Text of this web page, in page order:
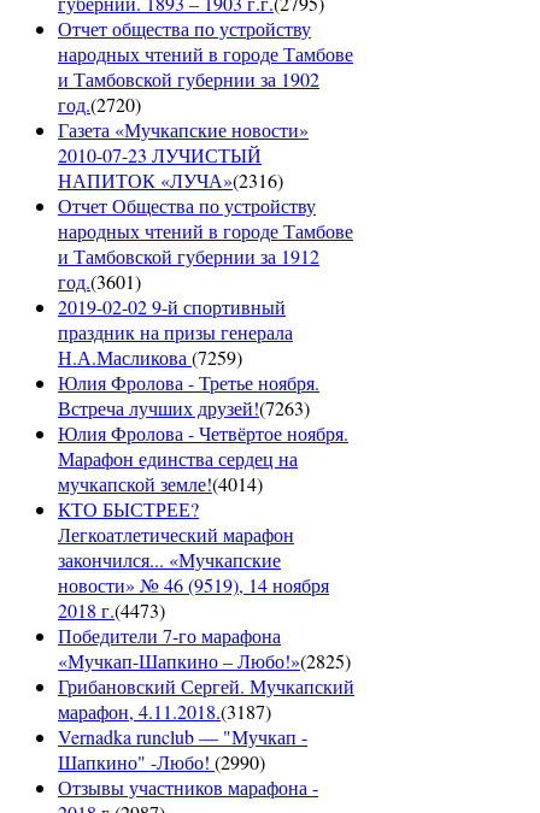
Отчет общества по устройству
народных чтений в городе Тамбове
и Тамбовской губернии за 1902
год.(2720)
Газета «Мучкапские новости»
2010-07-23 ЛУЧИСТЫЙ
НАПИТОК «ЛУЧА»(2316)
Отчет Общества по устройству
народных чтений в городе Тамбове
и Тамбовской губернии за 1912
год.(3601)
2019-02-02 9-й спортивный
праздник на призы генерала
Н.А.Масликова(7259)
Юлия Фролова - Третье ноября.
Встреча лучших друзей!(7263)
Юлия Фролова - Четвёртое ноября.
Марафон единства сердец на
мучкапской земле!(4014)
КТО БЫСТРЕЕ?
Легкоатлетический марафон
закончился... «Мучкапские
новости» № 46 (9519), 14 ноября
2018 г.(4473)
Победители 7-го марафона
«Мучкап-Шапкино – Любо!»(2825)
Грибановский Сергей. Мучкапский
марафон, 4.11.2018.(3187)
Vernadka runclub — "Мучкап -
Шапкино" -Любо! (2990)
Отзывы участников марафона -